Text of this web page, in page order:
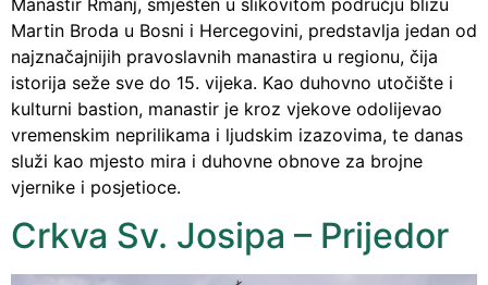
Martin Broda u Bosni i Hercegovini, predstavlja jedan od
najznačajnijih pravoslavnih manastira u regionu, čija
istorija seže sve do 15. vijeka. Kao duhovno utočište i
kulturni bastion, manastir je kroz vjekove odolijevao
vremenskim neprilikama i ljudskim izazovima, te danas
služi kao mjesto mira i duhovne obnove za brojne
vjernike i posjetioce.
Crkva Sv. Josipa – Prijedor